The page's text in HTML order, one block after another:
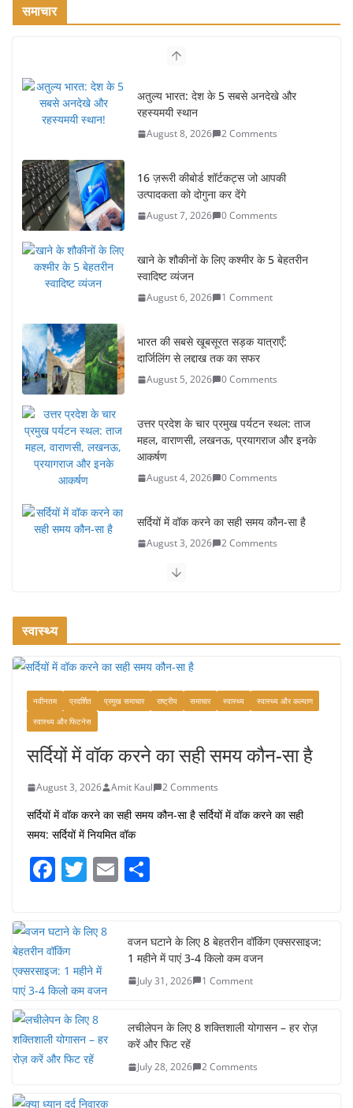
समाचार
अतुल्य भारत: देश के 5 सबसे अनदेखे और
रहस्यमयी स्थान
August 8, 2026 2 Comments
16 ज़रूरी कीबोर्ड शॉर्टकट्स जो आपकी
उत्पादकता को दोगुना कर देंगे
August 7, 2026 0 Comments
खाने के शौकीनों के लिए कश्मीर के 5 बेहतरीन
स्वादिष्ट व्यंजन
August 6, 2026 1 Comment
भारत की सबसे खूबसूरत सड़क यात्राएँ:
दार्जिलिंग से लद्दाख तक का सफर
August 5, 2026 0 Comments
उत्तर प्रदेश के चार प्रमुख पर्यटन स्थल: ताज
महल, वाराणसी, लखनऊ, प्रयागराज और इनके
आकर्षण
August 4, 2026 0 Comments
सर्दियों में वॉक करने का सही समय कौन-सा है
August 3, 2026 2 Comments
भारत में दर्शनीय 10 सबसे प्रसिद्ध मंदिर:
प्रतीक
स्वास्थ्य
नवीनतम प्रदर्शित प्रमुख समाचार राष्ट्रीय समाचार स्वास्थ्य
स्वास्थ्य और कल्याण
स्वास्थ्य और फिटनेस
सर्दियों में वॉक करने का सही समय कौन-सा है
August 3, 2026 Amit Kaul 2 Comments
सर्दियों में वॉक करने का सही समय कौन-सा है सर्दियों में वॉक करने का सही
समय: सर्दियों में नियमित वॉक
F
c
e
b
o
o
k
T
itt
er
E
e
वजन घटाने के लिए 8 बेहतरीन वॉकिंग एक्सरसाइज:
1 महीने में पाएं 3-4 किलो कम वजन
July 31, 2026 1 Comment
लचीलेपन के लिए 8 शक्तिशाली योगासन – हर रोज़
करें और फिट रहें
July 28, 2026 2 Comments